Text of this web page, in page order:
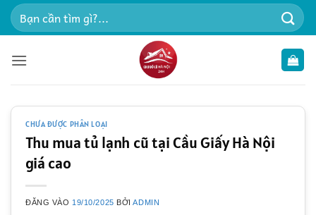
Bỏ
qua
dung
Tìm
kiếm:
CHƯA ĐƯỢC PHÂN LOẠI
Thu mua tủ lạnh cũ tại Cầu Giấy Hà Nội
giá cao
ĐĂNG VÀO 19/10/2025 BỞIADMIN